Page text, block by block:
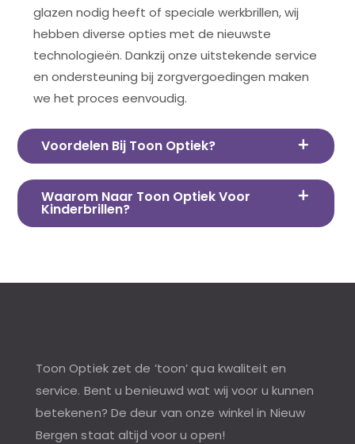
glazen nodig heeft of speciale werkbrillen, wij
hebben diverse opties met de nieuwste
technologieën. Dankzij onze uitstekende service
en ondersteuning bij zorgvergoedingen maken
we het proces eenvoudig.
Voordelen Bij Toon Optiek?
Waarom Naar Toon Optiek Voor
Kinderbrillen?
Toon Optiek zet de ’toon’ qua kwaliteit en
service. Bent u benieuwd wat wij voor u kunnen
betekenen? De deur van onze winkel in Nieuw
Bergen staat altijd voor u open!